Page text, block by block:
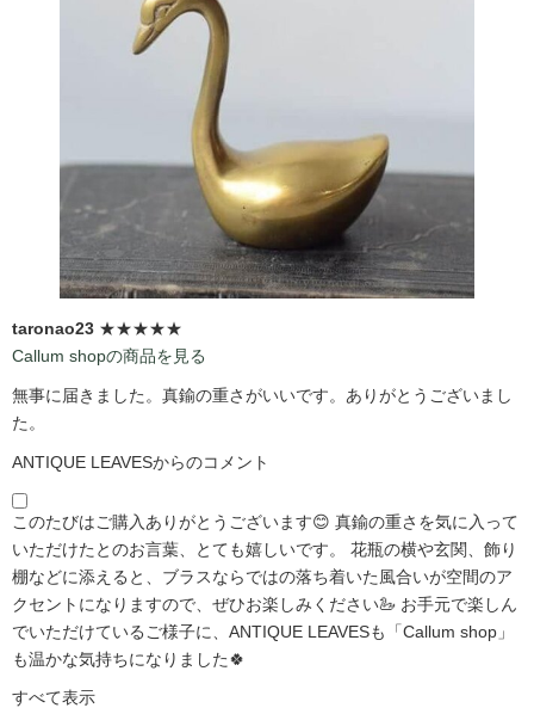
taronao23 ★★★★★
Callum shopの商品を見る
無事に届きました。真鍮の重さがいいです。ありがとうございまし
た。
ANTIQUE LEAVESからのコメント
このたびはご購入ありがとうございます😊 真鍮の重さを気に入って
いただけたとのお言葉、とても嬉しいです。 花瓶の横や玄関、飾り
棚などに添えると、ブラスならではの落ち着いた風合いが空間のア
クセントになりますので、ぜひお楽しみください🦢 お手元で楽しん
でいただけているご様子に、ANTIQUE LEAVESも「Callum shop」
も温かな気持ちになりました🍀
すべて表示